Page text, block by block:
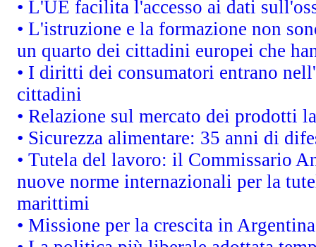
• L'UE facilita l'accesso ai dati
• L'istruzione e la formazione non
un quarto dei cittadini europei che
• I diritti dei consumatori entrano
cittadini
• Relazione sul mercato dei prodotti
• Sicurezza alimentare: 35 anni di
• Tutela del lavoro: il Commissario
nuove norme internazionali per la
marittimi
• Missione per la crescita in